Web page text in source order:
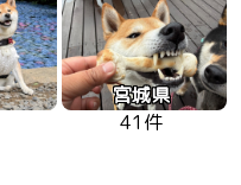
宮城県
41件